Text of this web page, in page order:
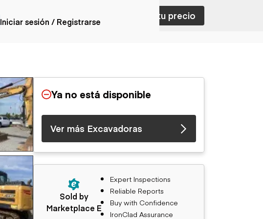
Camiones articulados
Camiones con
plataforma
Camiones volquetes
Camiones de
transporte
Camiones fuera de
carretera
Camiones de servicio
Camiones especiales
Camiones con
remolque cisterna
Iniciar sesión / Registrarse
Contactar con ventas Nombra tu precio
Ya no está disponible
Ver más Excavadoras
Sold by
Marketplace E
Expert Inspections
Reliable Reports
Buy with Confidence
IronClad Assurance